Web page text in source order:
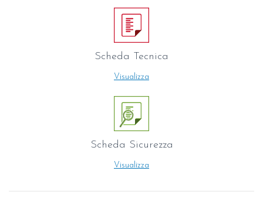
Scheda Tecnica
Visualizza
Scheda Sicurezza
Visualizza